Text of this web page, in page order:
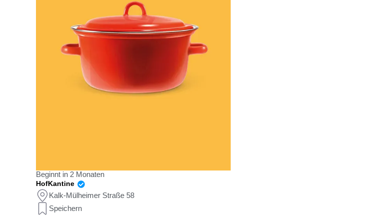
Beginnt in 2 Monaten
HofKantine
Kalk-Mülheimer Straße 58
Speichern